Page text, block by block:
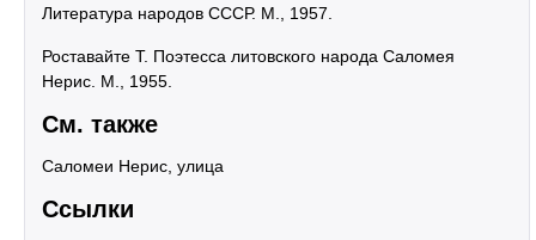
Литература народов СССР. М., 1957.
Роставайте Т. Поэтесса литовского народа Саломея
Нерис. М., 1955.
См. также
Саломеи Нерис, улица
Ссылки